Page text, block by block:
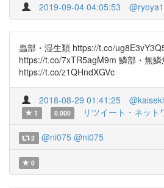
2019-09-04 04:05:53
蟲部・湿生類 https://t.co/
https://t.co/7xTR5agM9m 鱗部・無鱗
https://t.co/z1QHndXGVc
2018-08-29 01:41:25
1
0.000 リツイート・ネット
2 @ni075 @ni075
0